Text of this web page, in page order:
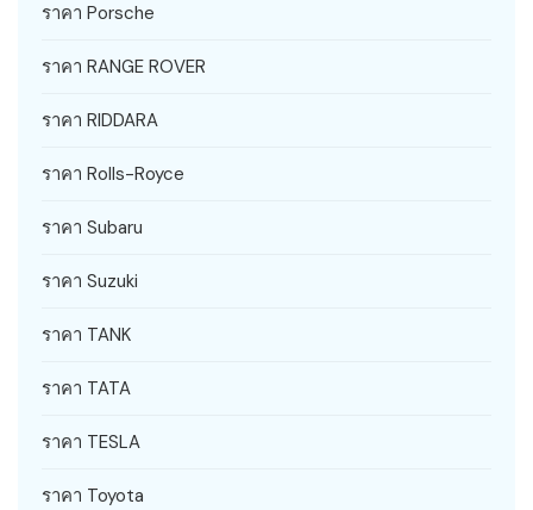
ราคา Porsche
ราคา RANGE ROVER
ราคา RIDDARA
ราคา Rolls-Royce
ราคา Subaru
ราคา Suzuki
ราคา TANK
ราคา TATA
ราคา TESLA
ราคา Toyota